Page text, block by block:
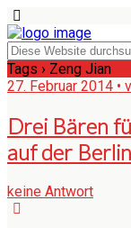
Tags › Zeng Jian
27. Februar 2014 •
Drei Bären
auf der
keine Antwort